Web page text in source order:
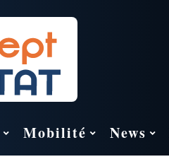
Mobilité News